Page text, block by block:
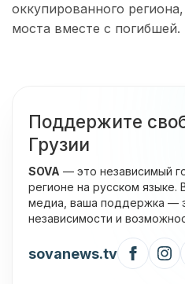
оккупированного
моста вместе с погибшей.
Поддержите
Грузии
SOVA — это независимый
регионе на русском языке.
медиа, ваша поддержка —
независимости и
sovanews.tv